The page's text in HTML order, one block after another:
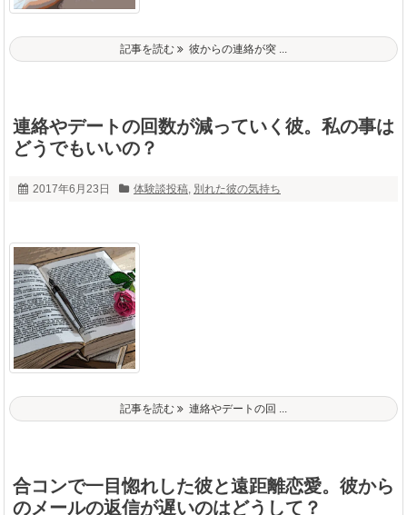
記事を読む 彼からの連絡が突 ...
連絡やデートの回数が減っていく彼。私の事は
どうでもいいの？
2017年6月23日 体験談投稿, 別れた彼の気持ち
記事を読む 連絡やデートの回 ...
合コンで一目惚れした彼と遠距離恋愛。彼から
のメールの返信が遅いのはどうして？